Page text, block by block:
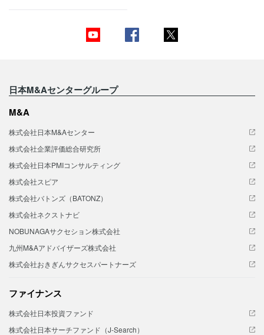
日本M&Aセンターグループ
M&A
株式会社日本M&Aセンター
株式会社企業評価総合研究所
株式会社日本PMIコンサルティング
株式会社スピア
株式会社バトンズ（BATONZ）
株式会社ネクストナビ
NOBUNAGAサクセション株式会社
九州M&Aアドバイザーズ株式会社
株式会社おきぎんサクセスパートナーズ
ファイナンス
株式会社日本投資ファンド
株式会社日本サーチファンド（J-Search）